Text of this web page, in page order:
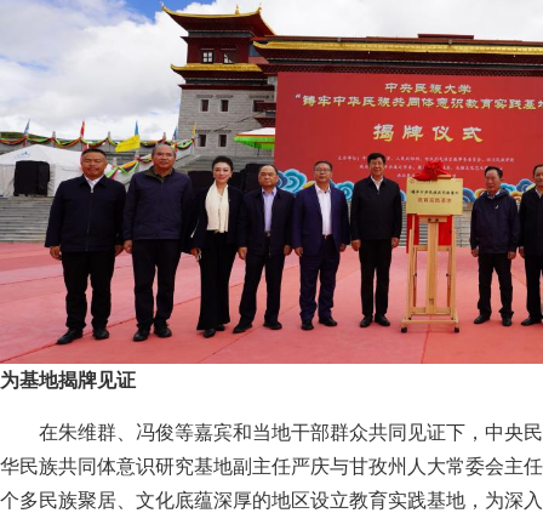
为基地揭牌见证
在朱维群、冯俊等嘉宾和当地干部群众共同见证下，中央
华民族共同体意识研究基地副主任严庆与甘孜州人大常委会主
个多民族聚居、文化底蕴深厚的地区设立教育实践基地，为深